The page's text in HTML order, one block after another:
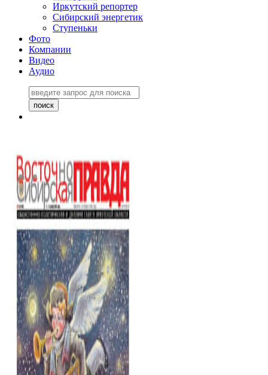
Иркутский репортер
Сибирский энергетик
Ступеньки
Фото
Компании
Видео
Аудио